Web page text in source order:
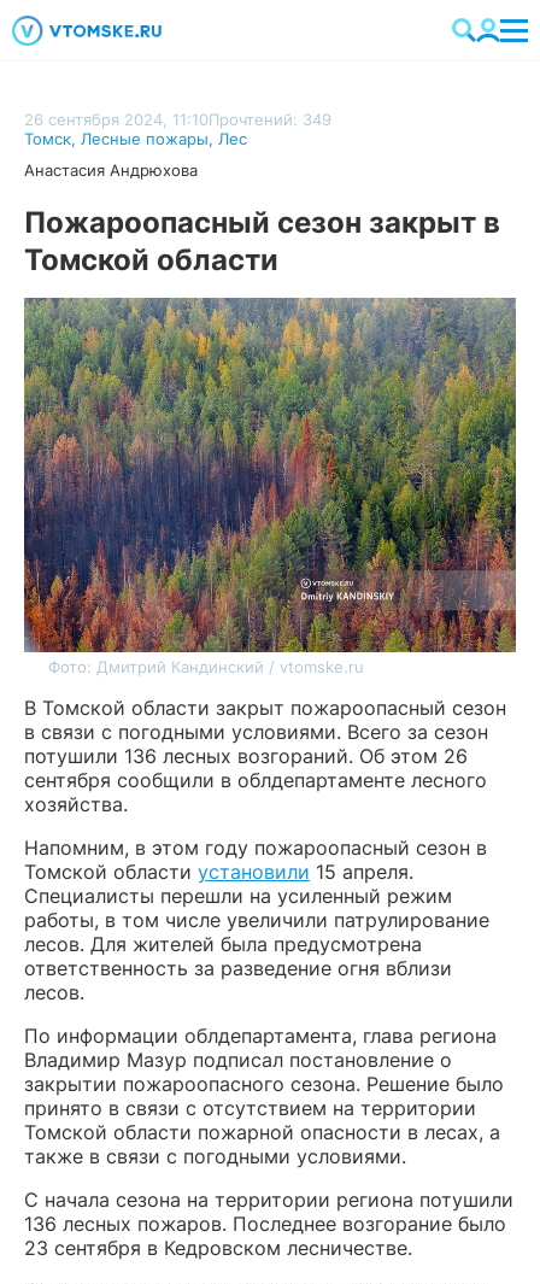
26 сентября 2024, 11:10Прочтений: 349
Томск, Лесные пожары, Лес
Анастасия Андрюхова
Пожароопасный сезон закрыт в
Томской области
Фото: Дмитрий Кандинский / vtomske.ru
В Томской области закрыт пожароопасный сезон
в связи с погодными условиями. Всего за сезон
потушили 136 лесных возгораний. Об этом 26
сентября сообщили в облдепартаменте лесного
хозяйства.
Напомним, в этом году пожароопасный сезон в
Томской области установили 15 апреля.
Специалисты перешли на усиленный режим
работы, в том числе увеличили патрулирование
лесов. Для жителей была предусмотрена
ответственность за разведение огня вблизи
лесов.
По информации облдепартамента, глава региона
Владимир Мазур подписал постановление о
закрытии пожароопасного сезона. Решение было
принято в связи с отсутствием на территории
Томской области пожарной опасности в лесах, а
также в связи с погодными условиями.
С начала сезона на территории региона потушили
136 лесных пожаров. Последнее возгорание было
23 сентября в Кедровском лесничестве.